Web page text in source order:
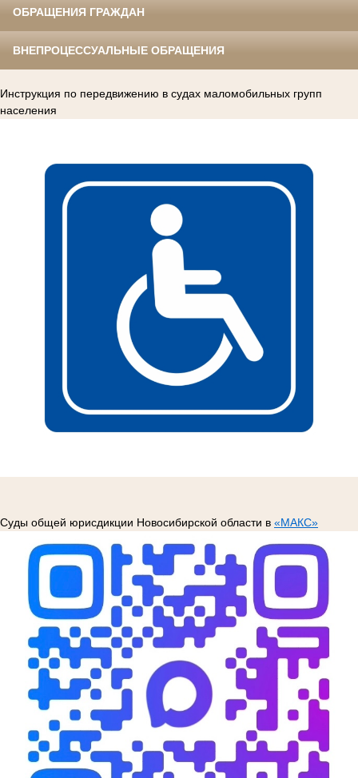
ОБРАЩЕНИЯ ГРАЖДАН
ВНЕПРОЦЕССУАЛЬНЫЕ ОБРАЩЕНИЯ
Инструкция по передвижению в судах маломобильных групп
населения
Суды общей юрисдикции Новосибирской области в «МАКС»